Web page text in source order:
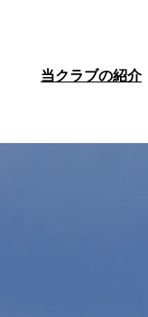
当クラブの紹介